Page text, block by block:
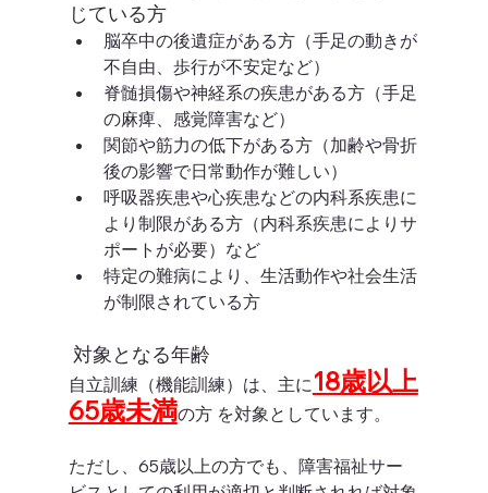
じている方
脳卒中の後遺症がある方（手足の動きが
不自由、歩行が不安定など）
脊髄損傷や神経系の疾患がある方（手足
の麻痺、感覚障害など）
関節や筋力の低下がある方（加齢や骨折
後の影響で日常動作が難しい）
呼吸器疾患や心疾患などの内科系疾患に
より制限がある方（内科系疾患によりサ
ポートが必要）など
特定の難病により、生活動作や社会生活
が制限されている方
対象となる年齢
自立訓練（機能訓練）は、主に18歳以上
65歳未満の方 を対象としています。
ただし、65歳以上の方でも、障害福祉サー